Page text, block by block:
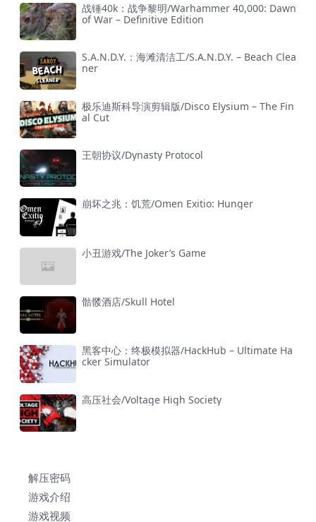
战锤40k：战争黎明/Warhammer 40,000: Dawn
of War – Definitive Edition
S.A.N.D.Y.：海滩清洁工/S.A.N.D.Y. – Beach Clea
ner
极乐迪斯科导演剪辑版/Disco Elysium – The Fin
al Cut
王朝协议/Dynasty Protocol
崩坏之兆：饥荒/Omen Exitio: Hunger
小丑游戏/The Joker’s Game
骷髅酒店/Skull Hotel
黑客中心：终极模拟器/HackHub – Ultimate Ha
cker Simulator
高压社会/Voltage High Society
解压密码
游戏介绍
游戏视频